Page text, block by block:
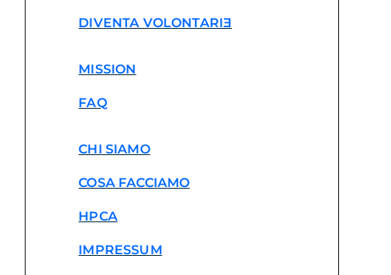
DIVENTA VOLONTARIƎ
MISSION
FAQ
CHI SIAMO
COSA FACCIAMO
HPCA
IMPRESSUM